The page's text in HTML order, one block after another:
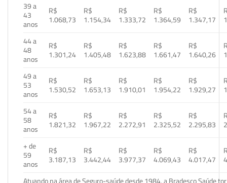
39 a
43
anos
R$
1.068,73
R$
1.154,34
R$
1.333,72
R$
1.364,59
R$
1.347,17
44 a
48
anos
R$
1.301,24
R$
1.405,48
R$
1.623,88
R$
1.661,47
R$
1.640,26
49 a
53
anos
R$
1.530,52
R$
1.653,13
R$
1.910,01
R$
1.954,22
R$
1.929,27
54 a
58
anos
R$
1.821,32
R$
1.967,22
R$
2.272,91
R$
2.325,52
R$
2.295,83
+ de
59
anos
R$
3.187,13
R$
3.442,44
R$
3.977,37
R$
4.069,43
R$
4.017,47